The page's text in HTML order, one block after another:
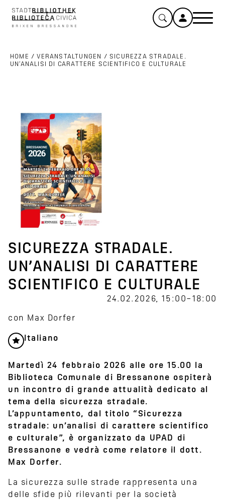
HOME /VERANSTALTUNGEN /SICUREZZA STRADALE.
UN’ANALISI DI CARATTERE SCIENTIFICO E CULTURALE
SICUREZZA STRADALE.
UN’ANALISI DI CARATTERE
SCIENTIFICO E CULTURALE
24.02.2026, 15:00–18:00
con Max Dorfer
Italiano
Martedì 24 febbraio 2026 alle ore 15.00 la
Biblioteca Comunale di Bressanone ospiterà
un incontro di grande attualità dedicato al
tema della sicurezza stradale.
L’appuntamento, dal titolo “Sicurezza
stradale: un’analisi di carattere scientifico
e culturale”, è organizzato da UPAD di
Bressanone e vedrà come relatore il dott.
Max Dorfer.
La sicurezza sulle strade rappresenta una
delle sfide più rilevanti per la società